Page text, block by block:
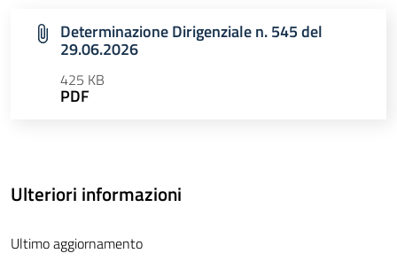
Determinazione Dirigenziale n. 545 del
29.06.2026
425 KB
PDF
Ulteriori informazioni
Ultimo aggiornamento